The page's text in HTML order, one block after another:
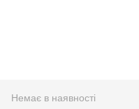
Немає в наявності